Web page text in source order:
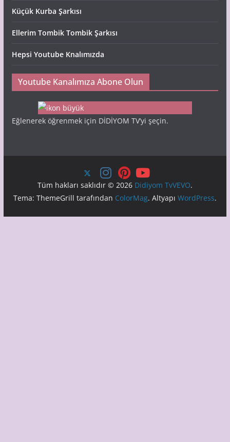
Küçük Kurba Şarkısı
Ellerim Tombik Tombik Şarkısı
Hepsi Youtube Knalımızda
Youtube Kanalımıza Abone Olun
Eğlenerek öğrenmek için DİDİYOM TV’yi şeçin.
Tüm hakları saklıdır © 2026 Didiyom TvVEVO.
Tema: ThemeGrill tarafından ColorMag. Altyapı WordPress.